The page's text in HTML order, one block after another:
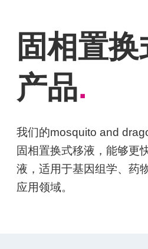
固相置
产品.
我们的mosquito and
固相置换式移液，能够更
液，适用于基因组学、药
应用领域。